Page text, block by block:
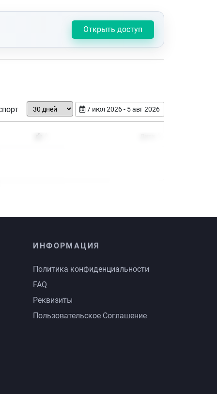
Открыть доступ
7 июл 2026 - 5 авг 2026
ИНФОРМАЦИЯ
Политика конфиденциальности
FAQ
Реквизиты
Пользовательское Соглашение